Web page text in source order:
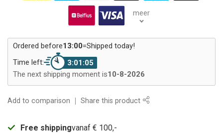
meer
Ordered before13:00=Shipped today!
Time left:
3:01:04
The next shipping moment is10-8-2026
Add to comparison Share this product
Free shippingvanaf € 100,-